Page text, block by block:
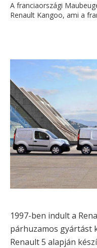
A franciaországi
Renault Kangoo, ami a
1997-ben indult a
párhuzamos gyártást
Renault 5 alapján